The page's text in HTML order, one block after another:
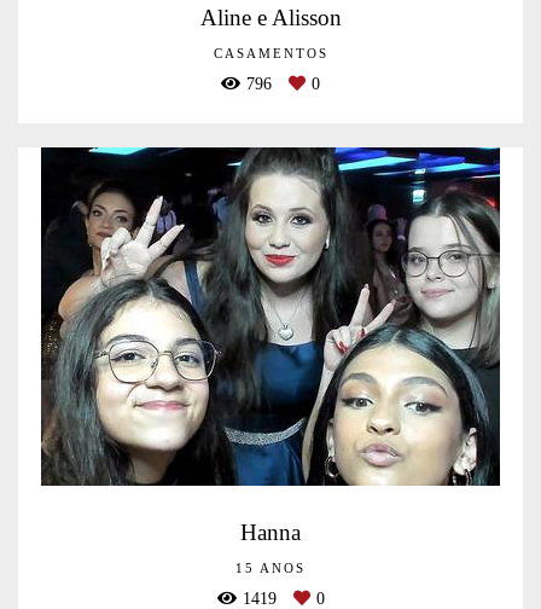
Aline e Alisson
CASAMENTOS
796 0
Hanna
15 ANOS
1419 0